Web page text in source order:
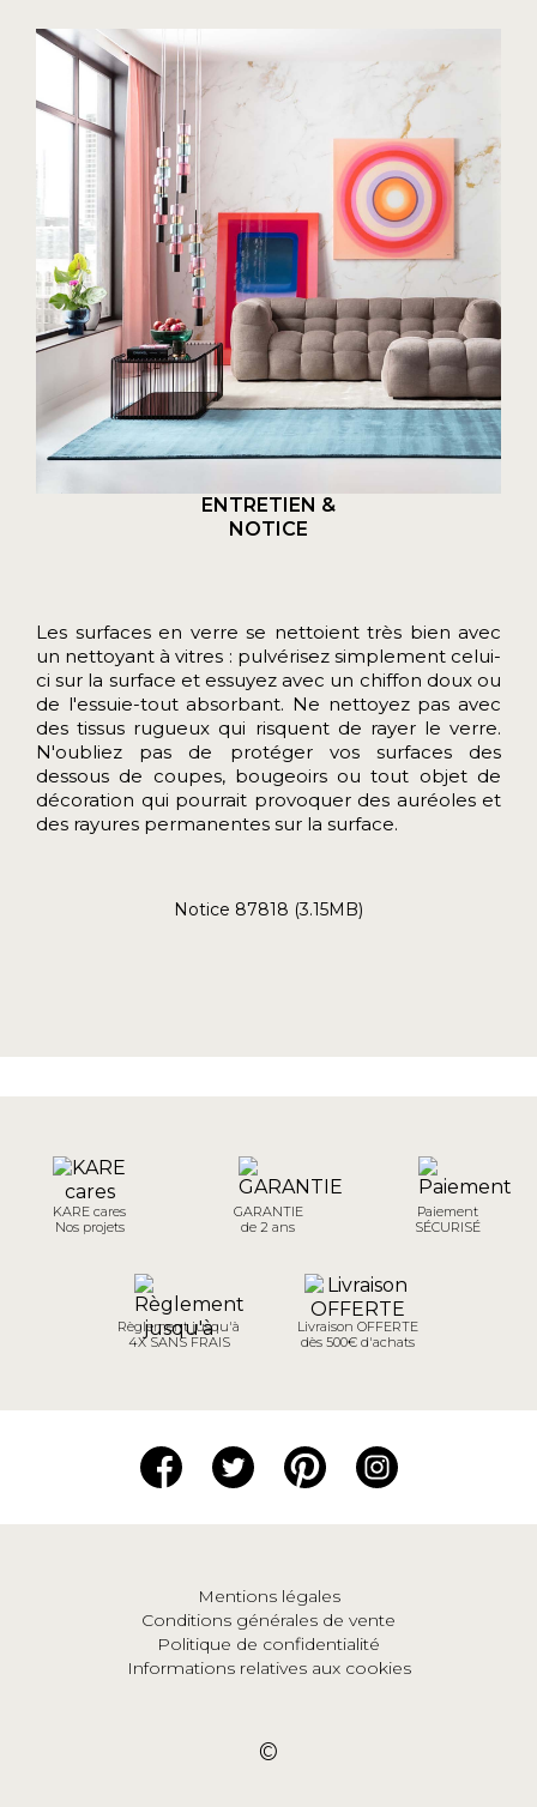
ENTRETIEN &
NOTICE
Les surfaces en verre se nettoient très bien avec
un nettoyant à vitres : pulvérisez simplement celui-
ci sur la surface et essuyez avec un chiffon doux ou
de l'essuie-tout absorbant. Ne nettoyez pas avec
des tissus rugueux qui risquent de rayer le verre.
N'oubliez pas de protéger vos surfaces des
dessous de coupes, bougeoirs ou tout objet de
décoration qui pourrait provoquer des auréoles et
des rayures permanentes sur la surface.
Notice 87818 (3.15MB)
KARE cares
Nos projets
GARANTIE
de 2 ans
Paiement
SÉCURISÉ
Règlement jusqu'à
4X SANS FRAIS
Livraison OFFERTE
dès 500€ d'achats
Mentions légales
Conditions générales de vente
Politique de confidentialité
Informations relatives aux cookies
©